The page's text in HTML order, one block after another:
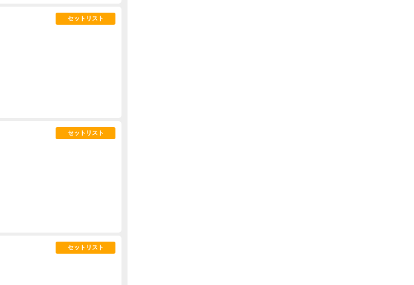
セットリスト
セットリスト
セットリスト